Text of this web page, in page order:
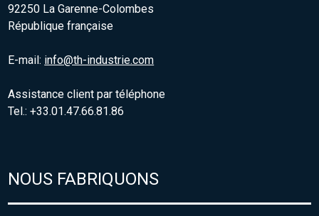
92250 La Garenne-Colombes
République française
E-mail: info@th-industrie.com
Assistance client par téléphone
Tel.: +33.01.47.66.81.86
NOUS FABRIQUONS